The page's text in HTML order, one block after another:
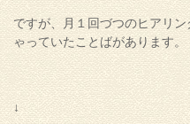
ですが、月１回づつのヒアリ
ゃっていたことばがあります。
↓